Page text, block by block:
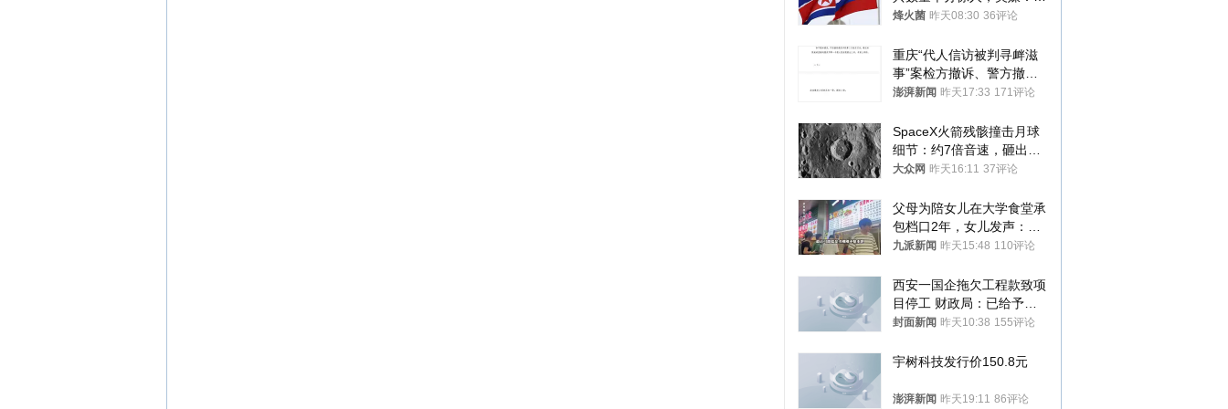
朝要动真格？
烽火菌 昨天08:30 36评论
重庆“代人信访被判寻衅滋
事”案检方撤诉、警方撤
案，两被告人获国赔
澎湃新闻 昨天17:33 171评论
SpaceX火箭残骸撞击月球
细节：约7倍音速，砸出直
径约30米撞击坑
大众网 昨天16:11 37评论
父母为陪女儿在大学食堂承
包档口2年，女儿发声：初
衷是为了陪伴，毕业后将不
九派新闻 昨天15:48 110评论
西安一国企拖欠工程款致项
目停工 财政局：已给予处
分，正督促整改
封面新闻 昨天10:38 155评论
宇树科技发行价150.8元
澎湃新闻 昨天19:11 86评论